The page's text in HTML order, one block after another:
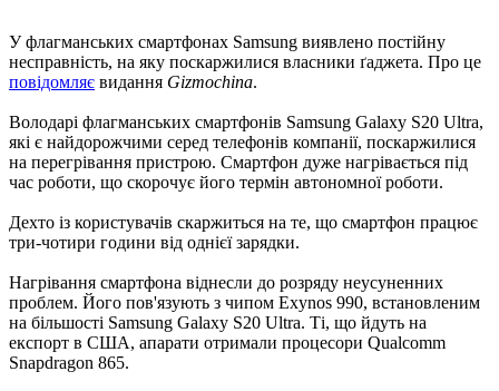
У флагманських смартфонах Samsung виявлено ​​постійну
несправність, на яку поскаржилися власники ґаджета. Про це
повідомляє видання Gizmochina.
Володарі флагманських смартфонів Samsung Galaxy S20 Ultra,
які є найдорожчими серед телефонів компанії, поскаржилися
на перегрівання пристрою. Смартфон дуже нагрівається під
час роботи, що скорочує його термін автономної роботи.
Дехто із користувачів скаржиться на те, що смартфон працює
три-чотири години від однієї зарядки.
Нагрівання смартфона віднесли до розряду неусуненних
проблем. Його пов'язують з чипом Exynos 990, встановленим
на більшості Samsung Galaxy S20 Ultra. Ті, що йдуть на
експорт в США, апарати отримали процесори Qualcomm
Snapdragon 865.